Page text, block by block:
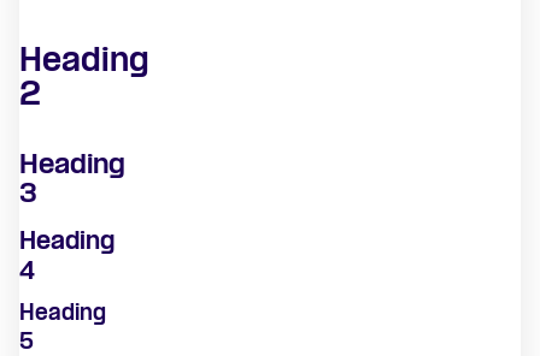
Heading
2
Heading
3
Heading
4
Heading
5